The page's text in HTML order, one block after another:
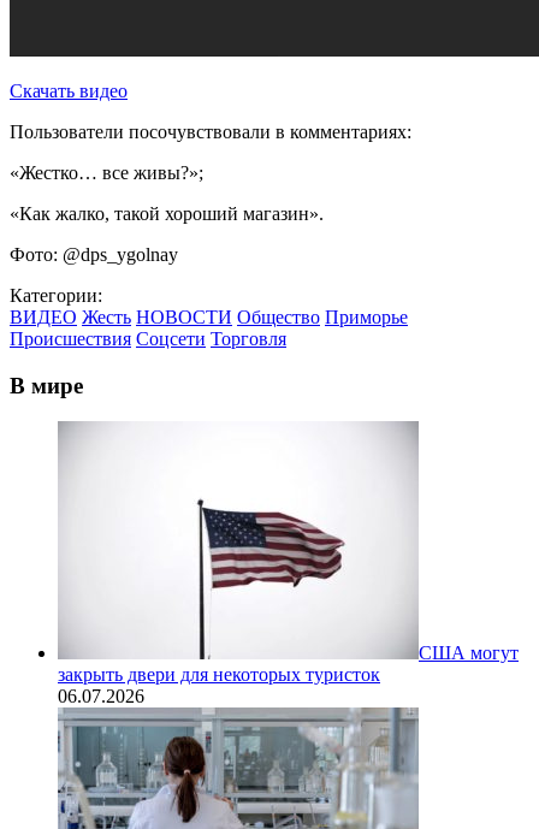
Скачать видео
Пользователи посочувствовали в комментариях:
«Жестко… все живы?»;
«Как жалко, такой хороший магазин».
Фото: @dps_ygolnay
Категории:
ВИДЕО Жесть НОВОСТИ Общество Приморье
Происшествия Соцсети Торговля
В мире
США могут
закрыть двери для некоторых туристок
06.07.2026